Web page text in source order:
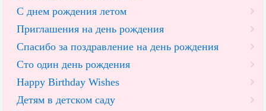
С днем рождения летом
Приглашения на день рождения
Спасибо за поздравление на день рождения
Сто один день рождения
Happy Birthday Wishes
Детям в детском саду